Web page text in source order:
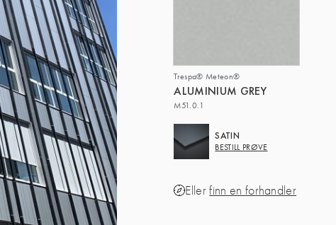
Trespa® Meteon®
ALUMINIUM GREY
M51.0.1
SATIN
BESTILL PRØVE
Ellerfinn en forhandler